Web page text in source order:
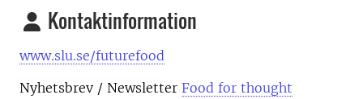
Kontaktinformation
www.slu.se/futurefood
Nyhetsbrev / Newsletter Food for thought